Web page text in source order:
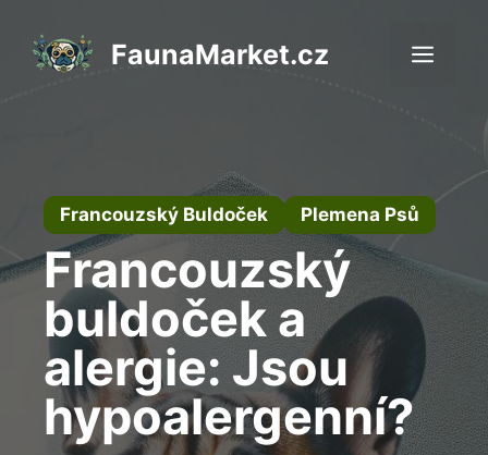
obsah
FaunaMarket.cz
Francouzský Buldoček Plemena Psů
Francouzský
buldoček a
alergie: Jsou
hypoalergenní?